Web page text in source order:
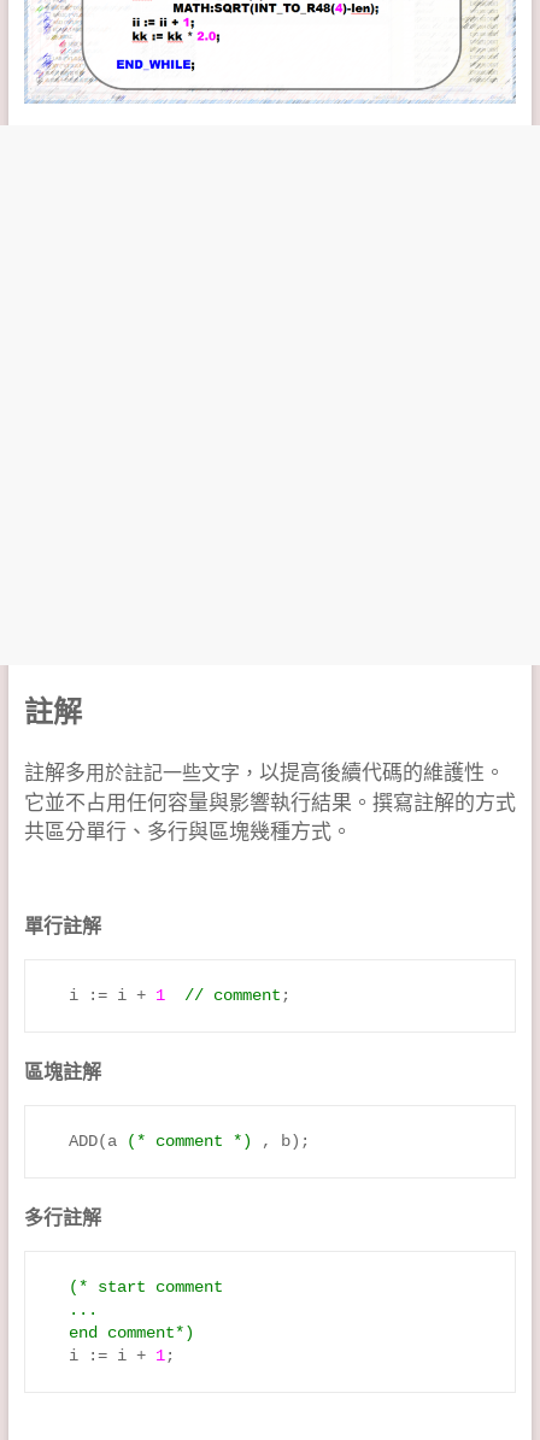
註解
註解多用於註記一些文字， 以提高後續代碼的維護性。
它並不占用任何容量與影響執行結果。撰寫註解的方式
共區分單行、多行與區塊幾種方式。
單行註解
  i := i +
1 // comment
區塊註解
  ADD(a
(* comment *) , b);
多行註解
  (* start comment
  ...
  end comment*)
  i := i +
1;